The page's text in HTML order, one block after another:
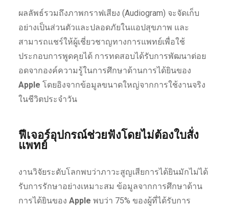
ผลลัพธ์รวมถึงภาพกราฟเสียง (Audiogram) จะจัดเก็บ
อย่างเป็นส่วนตัวและปลอดภัยในแอปสุขภาพ และ
สามารถแชร์ให้ผู้เชี่ยวชาญทางการแพทย์เพื่อใช้
ประกอบการพูดคุยได้ การทดสอบได้รับการพัฒนาต่อย
อดจากองค์ความรู้ในการศึกษาด้านการได้ยินของ
Apple โดยอิงจากข้อมูลขนาดใหญ่จากการใช้งานจริง
ในชีวิตประจำวัน
ฟีเจอร์อุปกรณ์ช่วยฟังโดยไม่ต้องใบสั่ง
แพทย์
งานวิจัยระดับโลกพบว่าภาวะสูญเสียการได้ยินมักไม่ได้
รับการรักษาอย่างเหมาะสม ข้อมูลจากการศึกษาด้าน
การได้ยินของ Apple พบว่า 75% ของผู้ที่ได้รับการ